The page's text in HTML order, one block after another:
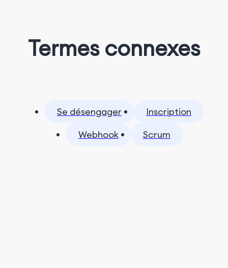
Termes connexes
Se désengager
Inscription
Webhook
Scrum